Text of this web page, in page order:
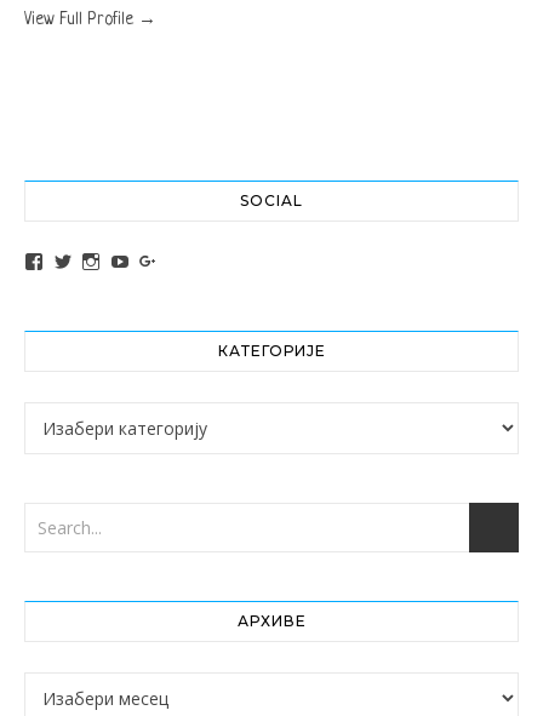
View Full Profile →
SOCIAL
View altochef’s profile on Facebook
View jovancica73’s profile on Twitter
View jovancica73’s profile on Instagram
View jovancica73’s profile on YouTube
КАТЕГОРИЈЕ
Категорије
АРХИВЕ
Архиве